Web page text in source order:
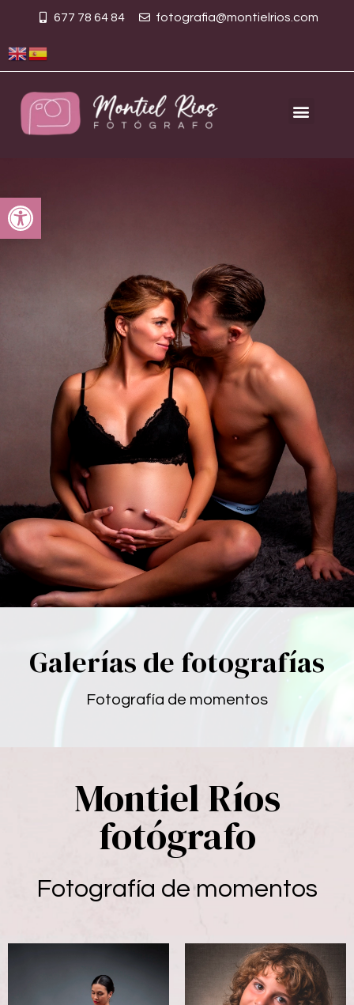
Abrir barra de herramientas
677 78 64 84 fotografia@montielrios.com
Galerías de fotografías
Fotografía de momentos
Montiel Ríos
fotógrafo
Fotografía de momentos